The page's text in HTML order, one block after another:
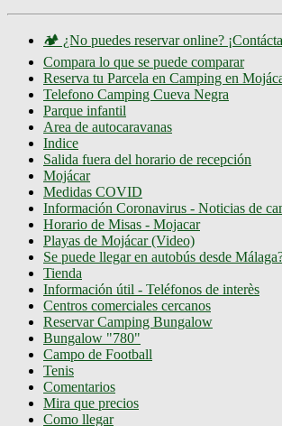
🏕️ ¿No puedes reservar online?
Compara lo que se puede comparar
Reserva tu Parcela en Camping en
Telefono Camping Cueva Negra
Parque infantil
Area de autocaravanas
Indice
Salida fuera del horario de recepción
Mojácar
Medidas COVID
Información Coronavirus - Noticias de
Horario de Misas - Mojacar
Playas de Mojácar (Video)
Se puede llegar en autobús desde
Tienda
Información útil - Teléfonos de interès
Centros comerciales cercanos
Reservar Camping Bungalow
Bungalow "780"
Campo de Football
Tenis
Comentarios
Mira que precios
Como llegar